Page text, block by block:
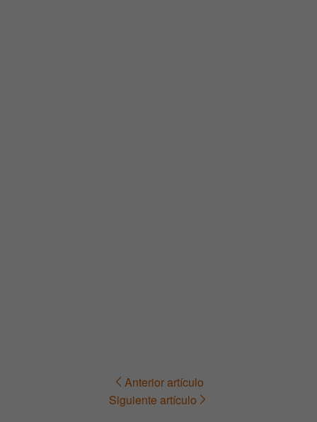
Navegación Anterior artículo
Siguiente artículo